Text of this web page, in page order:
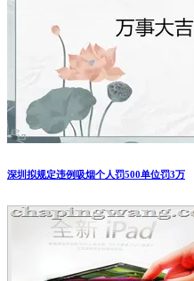
深圳拟规定违例吸烟个人罚500单位罚3万